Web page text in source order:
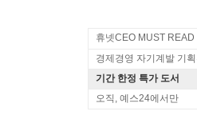
휴넷CEO MUST READ
경제경영 자기계발 기획
기간 한정 특가 도서
오직, 예스24에서만